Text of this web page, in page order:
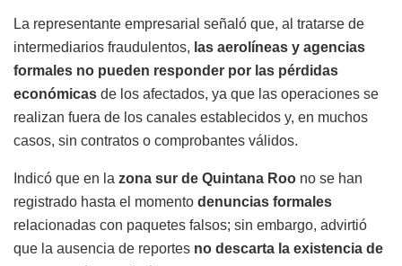
La representante empresarial señaló que, al tratarse de
intermediarios fraudulentos, las aerolíneas y agencias
formales no pueden responder por las pérdidas
económicas de los afectados, ya que las operaciones se
realizan fuera de los canales establecidos y, en muchos
casos, sin contratos o comprobantes válidos.
Indicó que en la zona sur de Quintana Roo no se han
registrado hasta el momento denuncias formales
relacionadas con paquetes falsos; sin embargo, advirtió
que la ausencia de reportes no descarta la existencia de